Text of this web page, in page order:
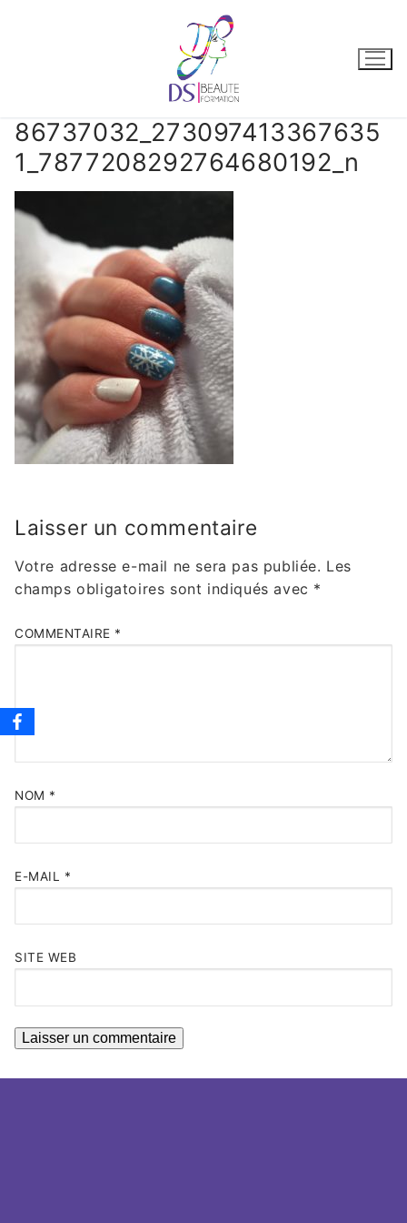
86737032_273097413367635
1_7877208292764680192_n
Laisser un commentaire
Votre adresse e-mail ne sera pas publiée. Les
champs obligatoires sont indiqués avec *
COMMENTAIRE *
NOM *
E-MAIL *
SITE WEB